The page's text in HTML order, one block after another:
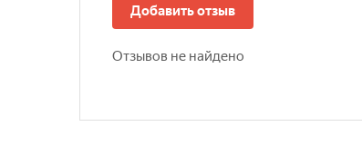
Добавить отзыв
Отзывов не найдено